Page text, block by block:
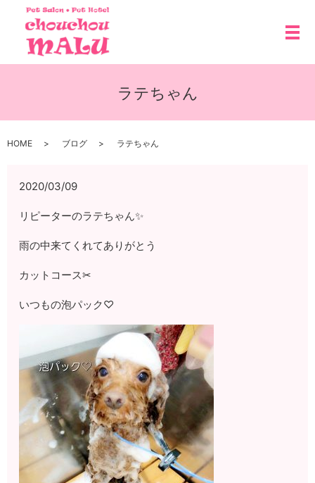
メ
ラテちゃん
HOME ブログ ラテちゃん
2020/03/09
リピーターのラテちゃん✨
雨の中来てくれてありがとう
カットコース✂
いつもの泡パック♡